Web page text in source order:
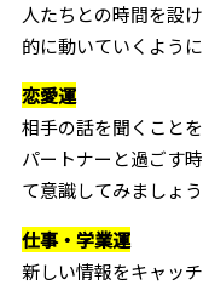
人たちとの時間を設
的に動いていくように
恋愛運
相手の話を聞くこと
パートナーと過ごす
て意識してみましょう
仕事・学業運
新しい情報をキャッ